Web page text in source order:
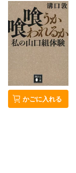
かごに入れる